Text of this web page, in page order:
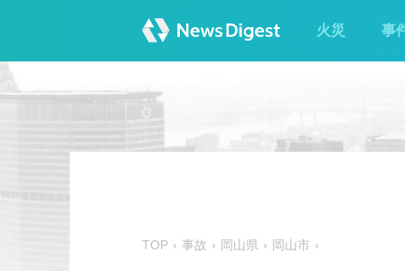
火災 事
TOP 事故 岡山県 岡山市